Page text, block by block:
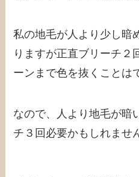
私の地毛が人より少し暗
りますが正直ブリーチ２
ーンまで色を抜くことは
なので、人より地毛が暗
チ３回必要かもしれませ